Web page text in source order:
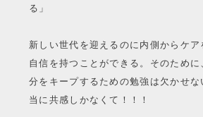
る」
新しい世代を迎えるのに内側からケ
自信を持つことができる。そのために
分をキープするための勉強は欠かせ
当に共感しかなくて！！！